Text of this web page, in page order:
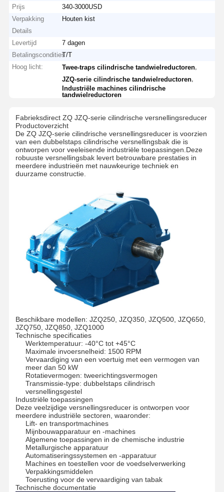
Prijs
340-3000USD
Verpakking
Details
Houten kist
Levertijd
7 dagen
BetalingsconditiesT/T
Hoog licht:
Twee-traps cilindrische tandwielreductoren
JZQ-serie cilindrische tandwielreductoren
Industriële machines cilindrische
tandwielreductoren
Fabrieksdirect ZQ JZQ-serie cilindrische versnellingsreducer
Productoverzicht
De ZQ JZQ-serie cilindrische versnellingsreducer is voorzien
van een dubbelstaps cilindrische versnellingsbak die is
ontworpen voor veeleisende industriële toepassingen.Deze
robuuste versnellingsbak levert betrouwbare prestaties in
meerdere industrieën met nauwkeurige techniek en
duurzame constructie.
Beschikbare modellen: JZQ250, JZQ350, JZQ500, JZQ650,
JZQ750, JZQ850, JZQ1000
Technische specificaties
Werktemperatuur: -40°C tot +45°C
Maximale invoersnelheid: 1500 RPM
Vervaardiging van een voertuig met een vermogen van
meer dan 50 kW
Rotatievermogen: tweerichtingsvermogen
Transmissie-type: dubbelstaps cilindrisch
versnellingsgestel
Industriële toepassingen
Deze veelzijdige versnellingsreducer is ontworpen voor
meerdere industriële sectoren, waaronder:
Lift- en transportmachines
Mijnbouwapparatuur en -machines
Algemene toepassingen in de chemische industrie
Metallurgische apparatuur
Automatiseringssystemen en -apparatuur
Machines en toestellen voor de voedselverwerking
Verpakkingsmiddelen
Toerusting voor de vervaardiging van tabak
Technische documentatie